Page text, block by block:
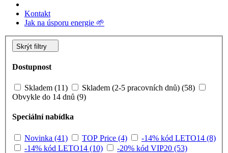
Kontakt
Jak na úsporu energie 🌱
Skrýt filtry
Dostupnost
Skladem (11)
Skladem (2-5 pracovních dnů) (58)
Obvykle do 14 dnů (9)
Speciální nabídka
Novinka (41) TOP Price (4)
-14% kód LETO14 (8)
-14% kód LETO14 (10)
-20% kód VIP20 (53)